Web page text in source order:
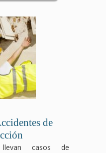
de
llevan casos de